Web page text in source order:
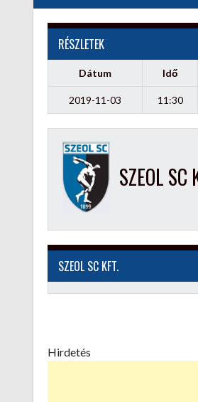
RÉSZLETEK
Dátum Idő
2019-11-03 11:30
SZEOL SC
SZEOL SC KFT.
Hirdetés